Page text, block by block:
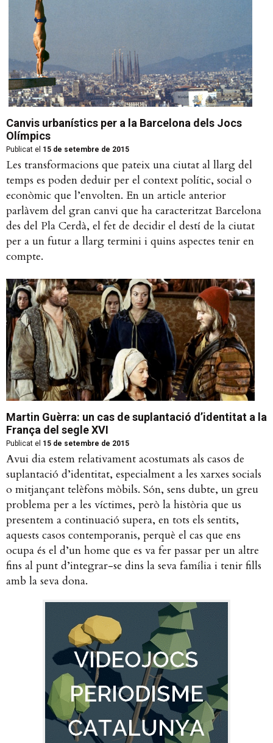
Canvis urbanístics per a la Barcelona dels Jocs
Olímpics
Publicat el 15 de setembre de 2015
Les transformacions que pateix una ciutat al llarg del
temps es poden deduir per el context polític, social o
econòmic que l’envolten. En un article anterior
parlàvem del gran canvi que ha caracteritzat Barcelona
des del Pla Cerdà, el fet de decidir el destí de la ciutat
per a un futur a llarg termini i quins aspectes tenir en
compte.
Martin Guèrra: un cas de suplantació d’identitat a la
França del segle XVI
Publicat el 15 de setembre de 2015
Avui dia estem relativament acostumats als casos de
suplantació d’identitat, especialment a les xarxes socials
o mitjançant telèfons mòbils. Són, sens dubte, un greu
problema per a les víctimes, però la història que us
presentem a continuació supera, en tots els sentits,
aquests casos contemporanis, perquè el cas que ens
ocupa és el d’un home que es va fer passar per un altre
fins al punt d’integrar-se dins la seva família i tenir fills
amb la seva dona.